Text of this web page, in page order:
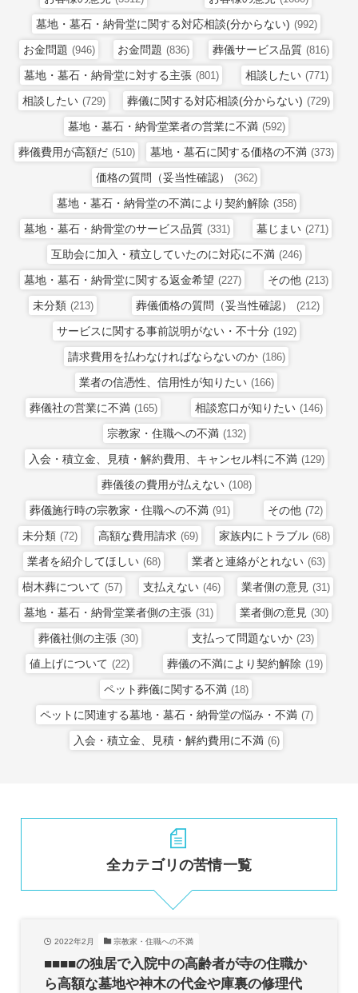
墓地・墓石・納骨堂に関する対応相談(分からない) (992)
お金問題 (946) お金問題 (836) 葬儀サービス品質 (816)
墓地・墓石・納骨堂に対する主張 (801) 相談したい (771)
相談したい (729) 葬儀に関する対応相談(分からない) (729)
墓地・墓石・納骨堂業者の営業に不満 (592)
葬儀費用が高額だ (510) 墓地・墓石に関する価格の不満 (373)
価格の質問（妥当性確認） (362)
墓地・墓石・納骨堂の不満により契約解除 (358)
墓地・墓石・納骨堂のサービス品質 (331) 墓じまい (271)
互助会に加入・積立していたのに対応に不満 (246)
墓地・墓石・納骨堂に関する返金希望 (227) その他 (213)
未分類 (213) 葬儀価格の質問（妥当性確認） (212)
サービスに関する事前説明がない・不十分 (192)
請求費用を払わなければならないのか (186)
業者の信憑性、信用性が知りたい (166)
葬儀社の営業に不満 (165) 相談窓口が知りたい (146)
宗教家・住職への不満 (132)
入会・積立金、見積・解約費用、キャンセル料に不満 (129)
葬儀後の費用が払えない (108)
葬儀施行時の宗教家・住職への不満 (91) その他 (72)
未分類 (72) 高額な費用請求 (69) 家族内にトラブル (68)
業者を紹介してほしい (68) 業者と連絡がとれない (63)
樹木葬について (57) 支払えない (46) 業者側の意見 (31)
墓地・墓石・納骨堂業者側の主張 (31) 業者側の意見 (30)
葬儀社側の主張 (30) 支払って問題ないか (23)
値上げについて (22) 葬儀の不満により契約解除 (19)
ペット葬儀に関する不満 (18)
ペットに関連する墓地・墓石・納骨堂の悩み・不満 (7)
入会・積立金、見積・解約費用に不満 (6)
全カテゴリの苦情一覧
2022年2月 宗教家・住職への不満
■■■■の独居で入院中の高齢者が寺の住職か
ら高額な墓地や神木の代金や庫裏の修理代